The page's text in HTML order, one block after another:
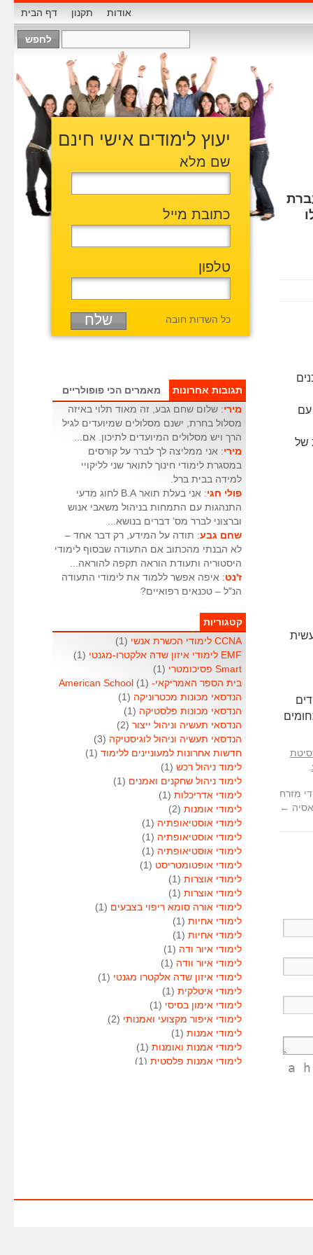
אודות תקנון דף הבית
עם
של
מזרח
אסיה ←
<a
יעוץ לימודים אישי חינם
שם מלא
כתובת מייל
טלפון
כל השדות חובה
תגובות אחרונות
מאמרים הכי פופולריים
מירי: שלום שחם גבע, זה מאוד תלוי באיזה
מסלול בחרת, ישנם מסלולים שמיועדים לגיל
הרך ויש מסלולים המיועדים לתיכון. אם...
מירי: אני ממליצה לך לברר על קורסים
במסגרת לימודי חינוך לתואר שני לליקויי
למידה בבית ברל.
פולי חגי
: אני בעלת תואר B.A לחוג מדעי
התנהגות עם התמחות בניהול משאבי אנוש
וברצוני לברר מס’ דברים בנושא...
שחם גבע: תודה על המידע, רק דבר אחד –
לא הבנתי מהכתוב אם התעודה שבסוף לימודי
היסטוריה ותעודת הוראה תקפה להוראה...
ז'נט: איפה אפשר ללמוד את לימודי התעודה
הנ"ל – טכנאים רפואיים?
קטגוריות
CCNA לימודי הכשרת אנשי
(1)
EMF לימודי איזון שדה אלקטרו-מגנטי
(1)
Smart פסיכומטרי
(1)
בית הספר האמריקאי- American School (1)
הנדסאי מכונות מכטרוניקה (1)
הנדסאי מכונות פלסטיקה (1)
הנדסאי תעשיה וניהול ייצור (2)
הנדסאי תעשיה וניהול לוגיסטיקה (3)
חדשות אחרונות למעוניינים ללימוד (1)
לימוד ניהול רכש (1)
לימוד ניהול שחקנים ואמנים (1)
לימודי אדריכלות (1)
לימודי אומנות (2)
לימודי אוסטיאופתיה (1)
לימודי אוסטיאופתיה (1)
לימודי אוסטיאופתיה (1)
לימודי אופטומטריסט (1)
לימודי אוצרות (1)
לימודי אוצרות (1)
לימודי אורה סומא ריפוי בצבעים (1)
לימודי אחיות (1)
לימודי אחיות (1)
לימודי איור ודה (1)
לימודי איור וודה (1)
לימודי איזון שדה אלקטרו מגנטי (1)
לימודי איטלקית (1)
לימודי אימון בסיסי (1)
לימודי איפור מקצועי ואמנותי (2)
לימודי אמנות (1)
לימודי אמנות ואומנות (1)
לימודי אמנות פלסטית (1)
לימודי בודקי פוליגרף(1)